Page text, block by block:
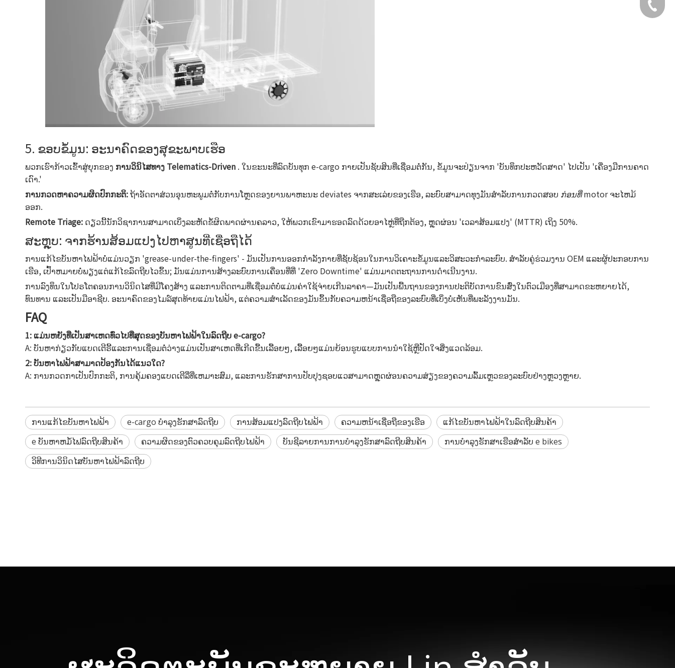
5. ຂອບຂໍ້ມູນ: ອະນາຄົດຂອງສຸຂະພາບເຮືອ
ພວກເຮົາກ້າວເຂົ້າສູ່ຍຸກຂອງ ການວິນິໄສທາງ Telematics-Driven . ໃນຂະນະທີ່ລົດບັນທຸກ e-cargo ກາຍເປັນຊັບສິນທີ່ເຊື່ອມຕໍ່ກັນ, ຂໍ້ມູນຈະປ່ຽນຈາກ 'ບັນທຶກປະຫວັດສາດ' ໄປເປັນ 'ເຄື່ອງມືການຄາດ
ເດົາ.'
ການກວດຫາຄວາມຜິດປົກກະຕິ:ຖ້າອັດຕາສ່ວນອຸນຫະພູມຕໍ່ກັບການໂຫຼດຂອງຍານພາຫະນະ deviates ຈາກສະເລ່ຍຂອງເຮືອ, ລະບົບສາມາດທຸງມັນສໍາລັບການກວດສອບ ກ່ອນທີ່motor ຈະໄຫມ້
ອອກ.
Remote Triage: ດຽວນີ້ນັກວິຊາການສາມາດເບິ່ງລະຫັດຂໍ້ຜິດພາດຜ່ານຄລາວ, ໃຫ້ພວກເຂົາມາຮອດລົດດ້ວຍອາໄຫຼ່ທີ່ຖືກຕ້ອງ, ຫຼຸດຜ່ອນ 'ເວລາສ້ອມແປງ' (MTTR) ເຖິງ 50%.
ສະຫຼຸບ: ຈາກຮ້ານສ້ອມແປງໄປຫາສູນທີ່ເຊື່ອຖືໄດ້
ການແກ້ໄຂບັນຫາໄຟຟ້າບໍ່ແມ່ນວຽກ 'grease-under-the-fingers' - ມັນເປັນການອອກກໍາລັງກາຍທີ່ຊັບຊ້ອນໃນການວິເຄາະຂໍ້ມູນແລະວິສະວະກໍາລະບົບ. ສໍາລັບຄູ່ຮ່ວມງານ OEM ແລະຜູ້ປະກອບການ
ເຮືອ, ເປົ້າຫມາຍບໍ່ພຽງແຕ່ແກ້ໄຂລົດຖີບໄວຂຶ້ນ; ມັນແມ່ນການສ້າງລະບົບການເຄື່ອນທີ່ທີ່ 'Zero Downtime' ແມ່ນມາດຕະຖານການດໍາເນີນງານ.
ການລົງທຶນໃນໂປຣໂຕຄອນການວິນິດໄສທີ່ມີໂຄງສ້າງ ແລະການຕິດຕາມທີ່ເຊື່ອມຕໍ່ບໍ່ແມ່ນຄ່າໃຊ້ຈ່າຍເກີນລາຄາ—ມັນເປັນພື້ນຖານຂອງການປະຕິບັດການຂົນສົ່ງໃນຕົວເມືອງທີ່ສາມາດຂະຫຍາຍໄດ້,
ທົນທານ ແລະເປັນມືອາຊີບ. ອະນາຄົດຂອງໄມລ໌ສຸດທ້າຍແມ່ນໄຟຟ້າ, ແຕ່ຄວາມສໍາເລັດຂອງມັນຂຶ້ນກັບຄວາມຫນ້າເຊື່ອຖືຂອງລະບົບທີ່ເບິ່ງບໍ່ເຫັນທີ່ພະລັງງານມັນ.
FAQ
1: ແມ່ນຫຍັງທີ່ເປັນສາເຫດທົ່ວໄປທີ່ສຸດຂອງບັນຫາໄຟຟ້າໃນລົດຖີບ e-cargo?
A: ບັນຫາກ່ຽວກັບແບດເຕີຣີ້ແລະການເຊື່ອມຕໍ່ວ່າງແມ່ນເປັນສາເຫດທີ່ເກີດຂື້ນເລື້ອຍໆ, ເລື້ອຍໆແມ່ນຍ້ອນຮູບແບບການນໍາໃຊ້ຫຼືປັດໃຈສິ່ງແວດລ້ອມ.
2: ບັນຫາໄຟຟ້າສາມາດປ້ອງກັນໄດ້ແນວໃດ?
A: ການກວດກາເປັນປົກກະຕິ, ການຄຸ້ມຄອງແບດເຕີລີ່ທີ່ເຫມາະສົມ, ແລະການຮັກສາການປັບປຸງຊອບແວສາມາດຫຼຸດຜ່ອນຄວາມສ່ຽງຂອງຄວາມລົ້ມເຫຼວຂອງລະບົບຢ່າງຫຼວງຫຼາຍ.
ການ​ແກ້​ໄຂ​ບັນ​ຫາ​ໄຟ​ຟ້າ​ e-cargo ບໍາລຸງຮັກສາລົດຖີບ ການສ້ອມແປງລົດຖີບໄຟຟ້າ ຄວາມຫນ້າເຊື່ອຖືຂອງເຮືອ
ແກ້ໄຂບັນຫາໄຟຟ້າໃນລົດຖີບສິນຄ້າ
e ບັນຫາຫມໍ້ໄຟລົດຖີບສິນຄ້າ
ຄວາມຜິດຂອງຕົວຄວບຄຸມລົດຖີບໄຟຟ້າ ບັນຊີລາຍການການບໍາລຸງຮັກສາລົດຖີບສິນຄ້າ
ການບໍາລຸງຮັກສາເຮືອສໍາລັບ e bikes
ວິທີການວິນິດໄສບັນຫາໄຟຟ້າລົດຖີບ
+49